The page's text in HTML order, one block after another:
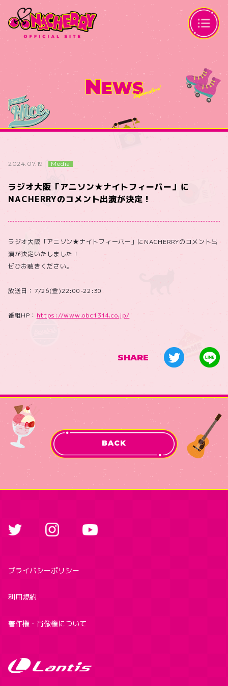
NEWS
2024.07.19 Media
ラジオ大阪「アニソン★ナイトフィーバー」に
NACHERRYのコメント出演が決定！
ラジオ大阪「アニソン★ナイトフィーバー」にNACHERRYのコメント出
演が決定いたしました！
ぜひお聴きください。
放送日：7/26(金)22:00-22:30
番組HP： https://www.obc1314.co.jp/
SHARE
BACK
プライバシーポリシー
利用規約
著作権・肖像権について